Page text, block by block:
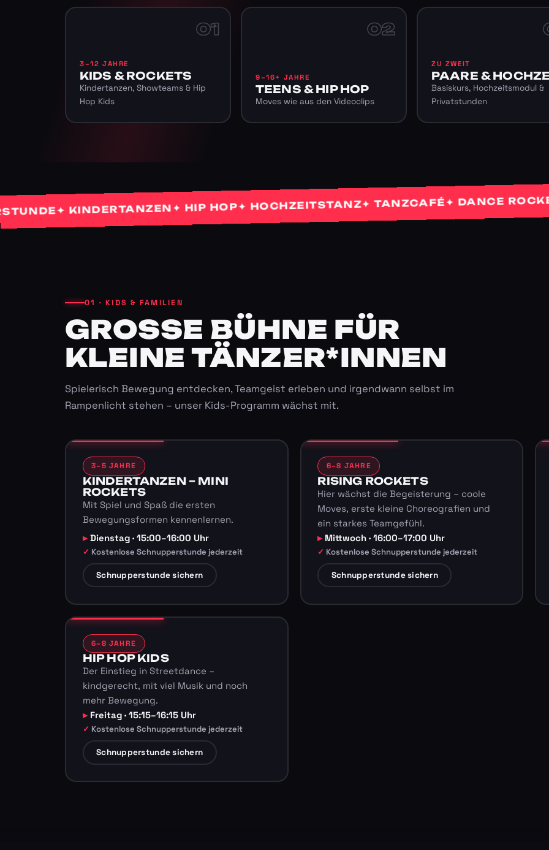
01
3–12 JAHRE
KIDS & ROCKETS
Kindertanzen, Showteams & Hip
Hop Kids
02
9–16+ JAHRE
TEENS & HIP HOP
Moves wie aus den Videoclips
ZU ZWEIT
PAARE &
Basiskurs, Hochzeitsmodul &
Privatstunden
✦ KINDERTANZEN✦ HIP HOP✦ HOCHZEITSTANZ✦ TANZCAFÉ✦ DANCE ROCKETS✦
01 · KIDS & FAMILIEN
GROSSE BÜHNE FÜR K
LEINE TÄNZER*INNEN
Spielerisch Bewegung entdecken, Teamgeist erleben und irgendwann selbst im
Rampenlicht stehen – unser Kids-Programm wächst mit.
3–5 JAHRE
KINDERTANZEN – MINI
ROCKETS
Mit Spiel und Spaß die ersten
Bewegungsformen kennenlernen.
Dienstag · 15:00–16:00 Uhr
Kostenlose Schnupperstunde jederzeit
Schnupperstunde sichern
6–8 JAHRE
RISING ROCKETS
Hier wächst die Begeisterung – coole
Moves, erste kleine Choreografien und
ein starkes Teamgefühl.
Mittwoch · 16:00–17:00 Uhr
Kostenlose Schnupperstunde jederzeit
Schnupperstunde sichern
6–8 JAHRE
HIP HOP KIDS
Der Einstieg in Streetdance –
kindgerecht, mit viel Musik und noch
mehr Bewegung.
Freitag · 15:15–16:15 Uhr
Kostenlose Schnupperstunde jederzeit
Schnupperstunde sichern